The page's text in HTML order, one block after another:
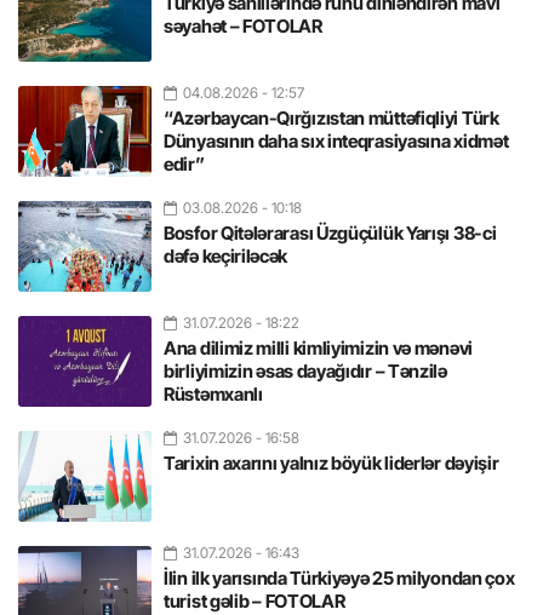
səyahət – FOTOLAR
04.08.2026 - 12:57
“Azərbaycan-Qırğızıstan müttəfiqliyi Türk
Dünyasının daha sıx inteqrasiyasına xidmət
edir”
03.08.2026 - 10:18
Bosfor Qitələrarası Üzgüçülük Yarışı 38-ci
dəfə keçiriləcək
31.07.2026 - 18:22
Ana dilimiz milli kimliyimizin və mənəvi
birliyimizin əsas dayağıdır – Tənzilə
Rüstəmxanlı
31.07.2026 - 16:58
Tarixin axarını yalnız böyük liderlər dəyişir
31.07.2026 - 16:43
İlin ilk yarısında Türkiyəyə 25 milyondan çox
turist gəlib – FOTOLAR